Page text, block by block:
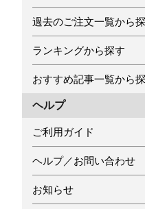
過去のご注文一覧から
ランキングから探す
おすすめ記事一覧から
ヘルプ
ご利用ガイド
ヘルプ／お問い合わせ
お知らせ